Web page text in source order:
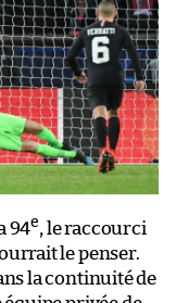
94e, le raccourci
le penser.
la continuité de